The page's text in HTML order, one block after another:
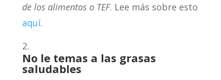
de los alimentos o TEF. Lee más sobre esto
aquí.
No le temas a las grasas
saludables